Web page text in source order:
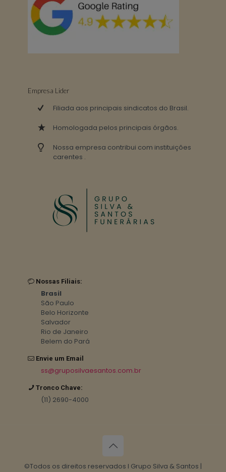
Empresa Lider
Filiada aos principais sindicatos do Brasil.
Homologada pelos principais órgãos.
Nossa empresa contribui com instituições
carentes .
Nossas Filiais:
Brasil
São Paulo
Belo Horizonte
Salvador
Rio de Janeiro
Belem do Pará
Envie um Email
ss@gruposilvaesantos.com.br
Tronco Chave:
(11) 2690-4000
©Todos os direitos reservados I Grupo Silva & Santos |